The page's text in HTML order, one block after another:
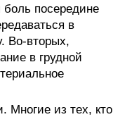
боль посередине
в
Во-вторых,
в грудной
Многие из тех, кто